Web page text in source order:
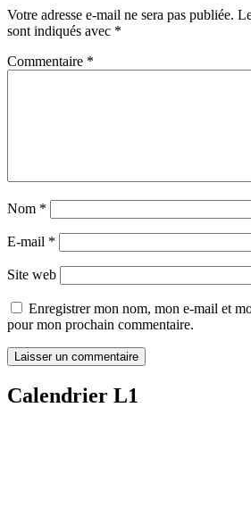
Votre adresse e-mail ne sera pas publiée.
sont indiqués avec *
Commentaire *
Nom *
E-mail *
Site web
Enregistrer mon nom, mon e-mail et
pour mon prochain commentaire.
Calendrier L1